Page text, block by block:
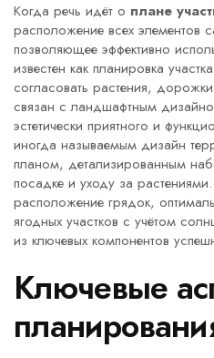
Когда речь идёт о плане
расположение всех элементов
позволяющее эффективно
известен как планировка участка
согласовать растения,
связан сландшафтным
эстетически приятного и
иногда называемым дизайн
планом, детализированным
посадке и уходу за растениями
расположение грядок,
ягодных участков с учётом
из ключевых компонентов
Ключевые